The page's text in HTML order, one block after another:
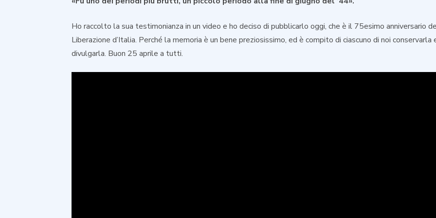
Ho raccolto la sua testimonianza in un video e ho deciso di pubblicarlo oggi, che è il 75esimo anniversario
Liberazione d’Italia. Perché la memoria è un bene preziosissimo, ed è compito di ciascuno di noi conservarla
divulgarla. Buon 25 aprile a tutti.